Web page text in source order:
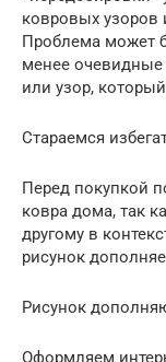
ковровых
Проблема может
менее очевидные
или узор,
Стараемся
Перед покупкой
ковра дома, так
другому в
рисунок
Рисунок
Оформляем